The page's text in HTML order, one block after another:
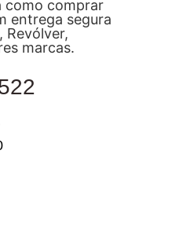
como comprar
entrega segura
Revólver,
marcas.